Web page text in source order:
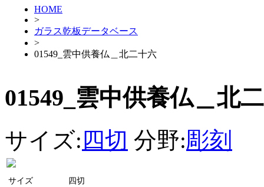
HOME
>
ガラス乾板データベース
>
01549_雲中供養仏＿北二十六
01549_雲中供養仏＿北
サイズ: 四切 分野:彫刻
サイズ
四切